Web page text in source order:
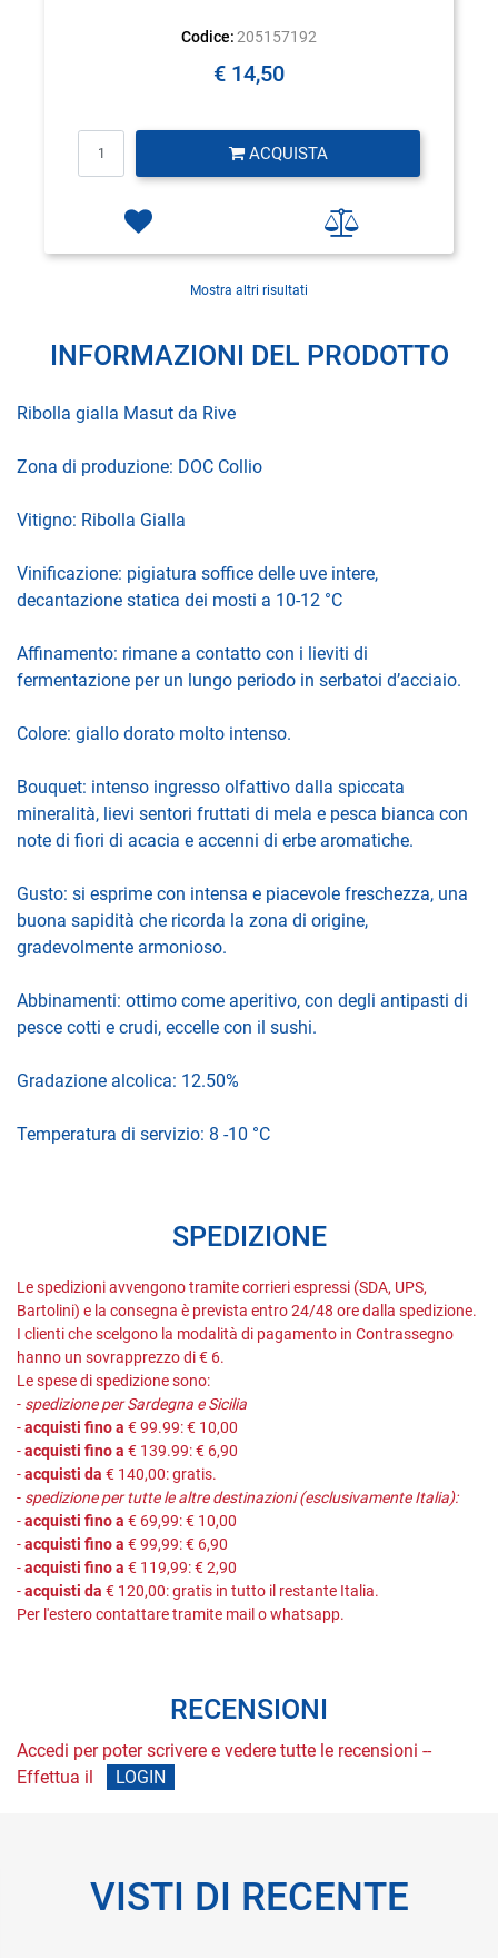
Codice: 205157192
€ 14,50
ACQUISTA
Mostra altri risultati
INFORMAZIONI DEL PRODOTTO
Ribolla gialla Masut da Rive
Zona di produzione: DOC Collio
Vitigno: Ribolla Gialla
Vinificazione: pigiatura soffice delle uve intere,
decantazione statica dei mosti a 10-12 °C
Affinamento: rimane a contatto con i lieviti di
fermentazione per un lungo periodo in serbatoi d’acciaio.
Colore: giallo dorato molto intenso.
Bouquet: intenso ingresso olfattivo dalla spiccata
mineralità, lievi sentori fruttati di mela e pesca bianca con
note di fiori di acacia e accenni di erbe aromatiche.
Gusto: si esprime con intensa e piacevole freschezza, una
buona sapidità che ricorda la zona di origine,
gradevolmente armonioso.
Abbinamenti: ottimo come aperitivo, con degli antipasti di
pesce cotti e crudi, eccelle con il sushi.
Gradazione alcolica: 12.50%
Temperatura di servizio: 8 -10 °C
SPEDIZIONE
Le spedizioni avvengono tramite corrieri espressi (SDA, UPS,
Bartolini) e la consegna è prevista entro 24/48 ore dalla spedizione.
I clienti che scelgono la modalità di pagamento in Contrassegno
hanno un sovrapprezzo di € 6.
Le spese di spedizione sono:
- spedizione per Sardegna e Sicilia
-acquisti fino a € 99.99: € 10,00
-acquisti fino a € 139.99: € 6,90
-acquisti da € 140,00: gratis.
- spedizione per tutte le altre destinazioni (esclusivamente Italia):
-acquisti fino a € 69,99: € 10,00
-acquisti fino a € 99,99: € 6,90
-acquisti fino a € 119,99: € 2,90
-acquisti da € 120,00: gratis in tutto il restante Italia.
Per l'estero contattare tramite mail o whatsapp.
RECENSIONI
Accedi per poter scrivere e vedere tutte le recensioni --
Effettua il
LOGIN
VISTI DI RECENTE